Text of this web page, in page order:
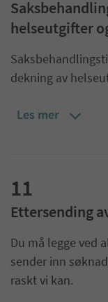
helseutgifter
dekning av
Les mer
11
Ettersending
Du må legge ved
sender inn
raskt vi kan.